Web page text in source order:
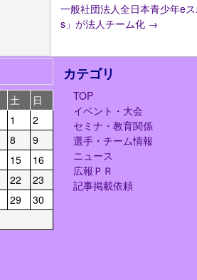
一般社団法人全日本青少年e
s」が法人チーム化 →
土
日
1
2
8
9
15
16
22
23
29
30
カテゴリ
TOP
イベント・大会
セミナ・教育関係
選手・チーム情報
ニュース
広報ＰＲ
記事掲載依頼